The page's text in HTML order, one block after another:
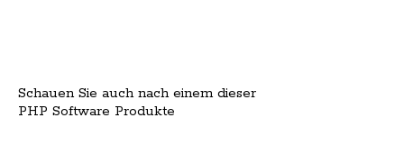
Schauen Sie auch nach einem dieser
PHP Software Produkte